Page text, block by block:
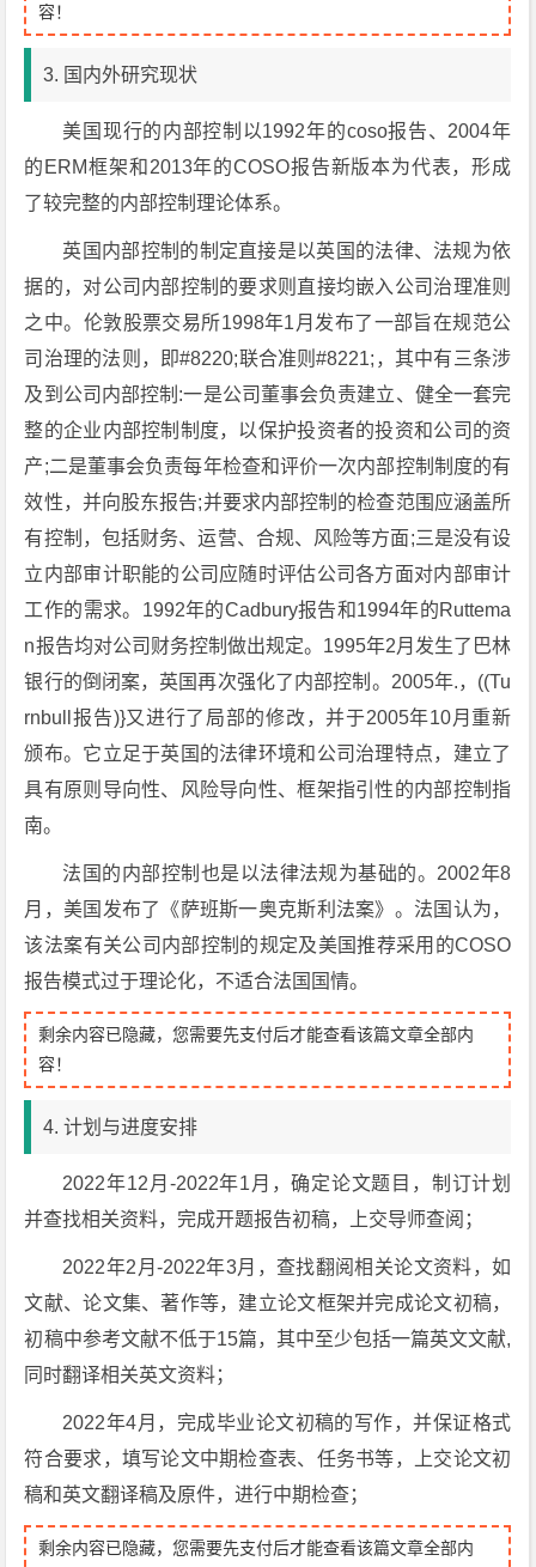
容！
3. 国内外研究现状
美国现行的内部控制以1992年的coso报告、2004年
的ERM框架和2013年的COSO报告新版本为代表，形成
了较完整的内部控制理论体系。
英国内部控制的制定直接是以英国的法律、法规为依
据的，对公司内部控制的要求则直接均嵌入公司治理准则
之中。伦敦股票交易所1998年1月发布了一部旨在规范公
司治理的法则，即#8220;联合准则#8221;，其中有三条涉
及到公司内部控制:一是公司董事会负责建立、健全一套完
整的企业内部控制制度，以保护投资者的投资和公司的资
产;二是董事会负责每年检查和评价一次内部控制制度的有
效性，并向股东报告;并要求内部控制的检查范围应涵盖所
有控制，包括财务、运营、合规、风险等方面;三是没有设
立内部审计职能的公司应随时评估公司各方面对内部审计
工作的需求。1992年的Cadbury报告和1994年的Ruttema
n报告均对公司财务控制做出规定。1995年2月发生了巴林
银行的倒闭案，英国再次强化了内部控制。2005年.，((Tu
rnbull报告)}又进行了局部的修改，并于2005年10月重新
颁布。它立足于英国的法律环境和公司治理特点，建立了
具有原则导向性、风险导向性、框架指引性的内部控制指
南。
法国的内部控制也是以法律法规为基础的。2002年8
月，美国发布了《萨班斯一奥克斯利法案》。法国认为，
该法案有关公司内部控制的规定及美国推荐采用的COSO
报告模式过于理论化，不适合法国国情。
剩余内容已隐藏，您需要先支付后才能查看该篇文章全部内
容！
4. 计划与进度安排
2022年12月-2022年1月，确定论文题目，制订计划
并查找相关资料，完成开题报告初稿，上交导师查阅；
2022年2月-2022年3月，查找翻阅相关论文资料，如
文献、论文集、著作等，建立论文框架并完成论文初稿，
初稿中参考文献不低于15篇，其中至少包括一篇英文文献,
同时翻译相关英文资料；
2022年4月，完成毕业论文初稿的写作，并保证格式
符合要求，填写论文中期检查表、任务书等，上交论文初
稿和英文翻译稿及原件，进行中期检查；
剩余内容已隐藏，您需要先支付后才能查看该篇文章全部内